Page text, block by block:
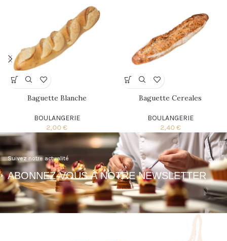
Baguette Blanche
BOULANGERIE
2,00€
Baguette Cereales
BOULANGERIE
2,40€
Suivez notre actualité
ABONNEZ-VOUS À NOTRE NEWSLETTER